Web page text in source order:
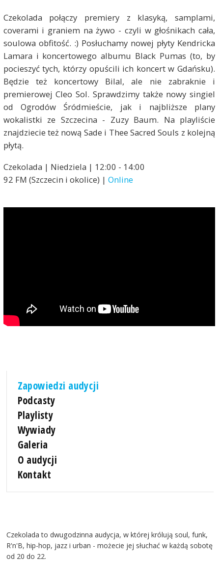
Czekolada połączy premiery z klasyką, samplami,
coverami i graniem na żywo - czyli w głośnikach cała,
soulowa obfitość. :) Posłuchamy nowej płyty Kendricka
Lamara i koncertowego albumu Black Pumas (to, by
pocieszyć tych, którzy opuścili ich koncert w Gdańsku).
Będzie też koncertowy Bilal, ale nie zabraknie i
premierowej Cleo Sol. Sprawdzimy także nowy singiel
od Ogrodów Śródmieście, jak i najbliższe plany
wokalistki ze Szczecina - Zuzy Baum. Na playliście
znajdziecie też nową Sade i Thee Sacred Souls z kolejną
płytą.
Czekolada | Niedziela | 12:00 - 14:00
92 FM (Szczecin i okolice) | Online
Zapowiedzi audycji
Podcasty
Playlisty
Wywiady
Galeria
O audycji
Kontakt
Czekolada to dwugodzinna audycja, w której królują soul, funk,
R'n'B, hip-hop, jazz i urban - możecie jej słuchać w każdą sobotę
od 20 do 22.